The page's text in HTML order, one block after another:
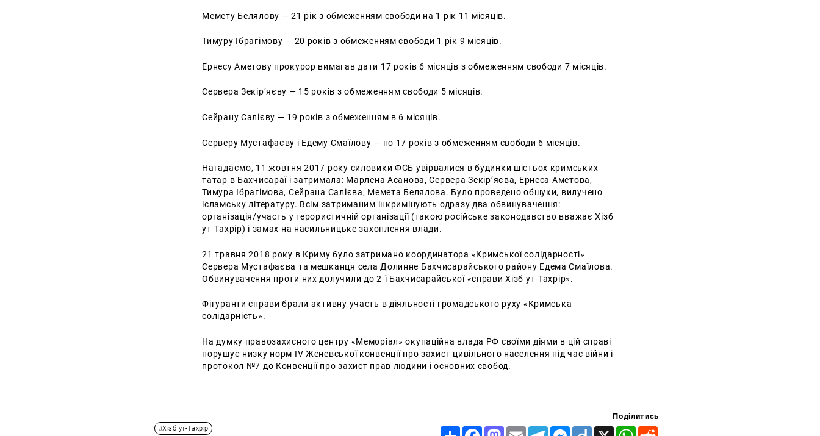
Мемету Белялову — 21 рік з обмеженням свободи на 1 рік 11 місяців.
Тимуру Ібрагімову — 20 років з обмеженням свободи 1 рік 9 місяців.
Ернесу Аметову прокурор вимагав дати 17 років 6 місяців з обмеженням свободи 7 місяців.
Сервера Зекір’яєву — 15 років з обмеженням свободи 5 місяців.
Сейрану Салієву — 19 років з обмеженням в 6 місяців.
Серверу Мустафаєву і Едему Смаїлову — по 17 років з обмеженням свободи 6 місяців.
Нагадаємо, 11 жовтня 2017 року силовики ФСБ увірвалися в будинки шістьох кримських
татар в Бахчисараї і затримала: Марлена Асанова, Сервера Зекір’яєва, Ернеса Аметова,
Тимура Ібрагімова, Сейрана Салієва, Мемета Белялова. Було проведено обшуки, вилучено
ісламську літературу. Всім затриманим інкримінують одразу два обвинувачення:
організація/участь у терористичній організації (такою російське законодавство вважає Хізб
ут-Тахрір) і замах на насильницьке захоплення влади.
21 травня 2018 року в Криму було затримано координатора «Кримської солідарності»
Сервера Мустафаєва та мешканця села Долинне Бахчисарайського району Едема Смаїлова.
Обвинувачення проти них долучили до 2-ї Бахчисарайської «справи Хізб ут-Тахрір».
Фігуранти справи брали активну участь в діяльності громадського руху «Кримська
солідарність».
На думку правозахисного центру «Меморіал» окупаційна влада РФ своїми діями в цій справі
порушує низку норм IV Женевської конвенції про захист цивільного населення під час війни і
протокол №7 до Конвенції про захист прав людини і основних свобод.
#Хізб ут-Тахрір
Поділитись
Share FacebookMastodon
Email TelegramMessenger
Diigo X WhatsApp